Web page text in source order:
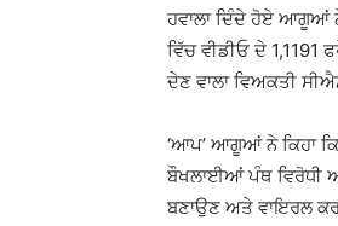
ਹਵਾਲਾ ਦਿੰਦੇ ਹੋਏ ਆਗੂਆਂ
ਵਿੱਚ ਵੀਡੀਓ ਦੇ 1,1191
ਦੇਣ ਵਾਲਾ ਵਿਅਕਤੀ
‘ਆਪ’ ਆਗੂਆਂ ਨੇ ਕਿਹਾ
ਬੌਖਲਾਈਆਂ ਪੰਥ ਵਿਰੋਧੀ
ਬਣਾਉਣ ਅਤੇ ਵਾਇਰਲ